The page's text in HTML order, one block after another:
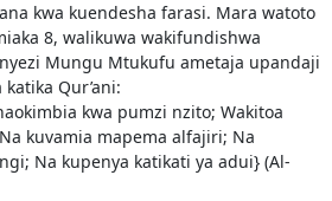
kwa kuendesha farasi. Mara watoto
8, walikuwa wakifundishwa
Mungu Mtukufu ametaja upandaji
Qur’ani:
kwa pumzi nzito; Wakitoa
kuvamia mapema alfajiri; Na
Na kupenya katikati ya adui} (Al-